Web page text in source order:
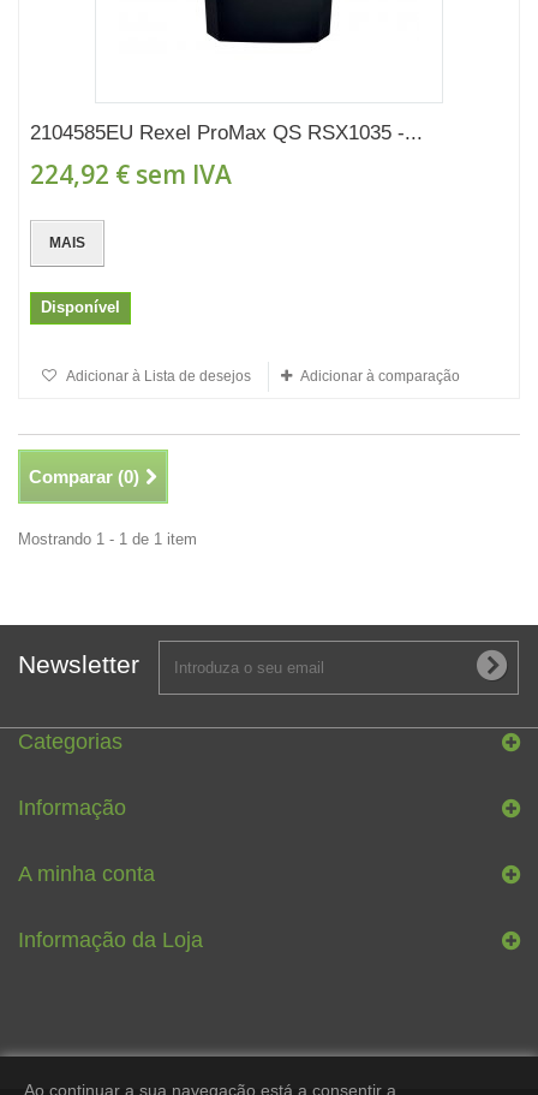
2104585EU Rexel ProMax QS RSX1035 -...
224,92 € sem IVA
MAIS
Disponível
Adicionar à Lista de desejos Adicionar à comparação
Comparar (0)
Mostrando 1 - 1 de 1 item
Newsletter
Categorias
Informação
A minha conta
Informação da Loja
Ao continuar a sua navegação está a consentir a